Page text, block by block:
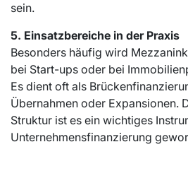
sein.
5. Einsatzbereiche in der Praxis
Besonders häufig wird
bei Start-ups oder bei
Es dient oft als
Übernahmen oder Expansionen.
Struktur ist es ein wichtiges
Unternehmensfinanzierung